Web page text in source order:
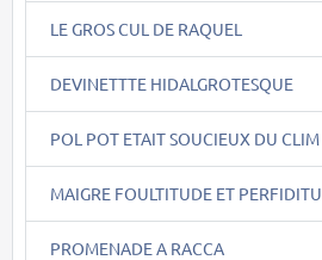
LE GROS CUL DE RAQUEL
DEVINETTTE HIDALGROTESQUE
POL POT ETAIT SOUCIEUX DU CLIM
MAIGRE FOULTITUDE ET PERFIDITU
PROMENADE A RACCA